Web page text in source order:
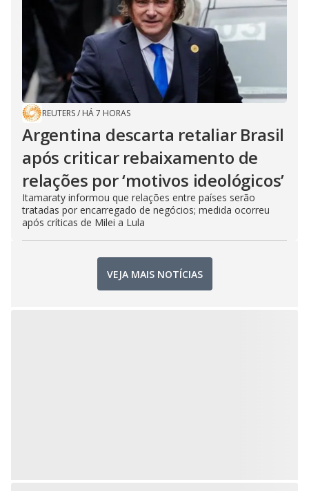
REUTERS/ HÁ 7 HORAS
Argentina descarta retaliar Brasil
após criticar rebaixamento de
relações por ‘motivos ideológicos’
Itamaraty informou que relações entre países serão
tratadas por encarregado de negócios; medida ocorreu
após críticas de Milei a Lula
VEJA MAIS NOTÍCIAS